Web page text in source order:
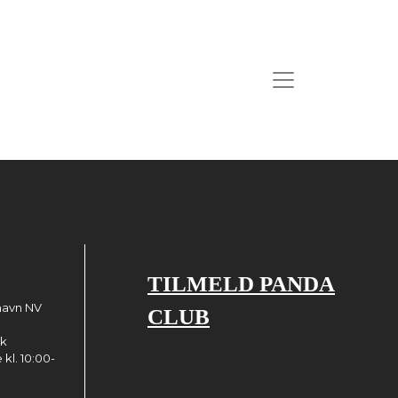
NV
10:00-
TILMELD PANDA
CLUB